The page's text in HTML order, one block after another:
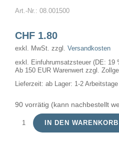
Art.-Nr.: 08.001500
CHF1.80
exkl. MwSt. zzgl. Versandkosten
exkl. Einfuhrumsatzsteuer (DE: 19
Ab 150 EUR Warenwert zzgl.
Lieferzeit: ab Lager: 1-2
90 vorrätig (kann nachbestellt
Pisello
IN DEN WARENKORB